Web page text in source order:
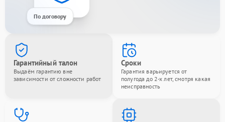
По договору
Гарантийный талон
Выдаём гарантию вне
зависимости от сложности работ
Сроки
Гарантия варьируется от
полугода до 2-х лет, смотря какая
неисправность